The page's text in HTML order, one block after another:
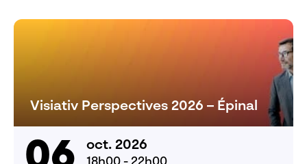
Visiativ Perspectives 2026 – Épinal
oct. 2026